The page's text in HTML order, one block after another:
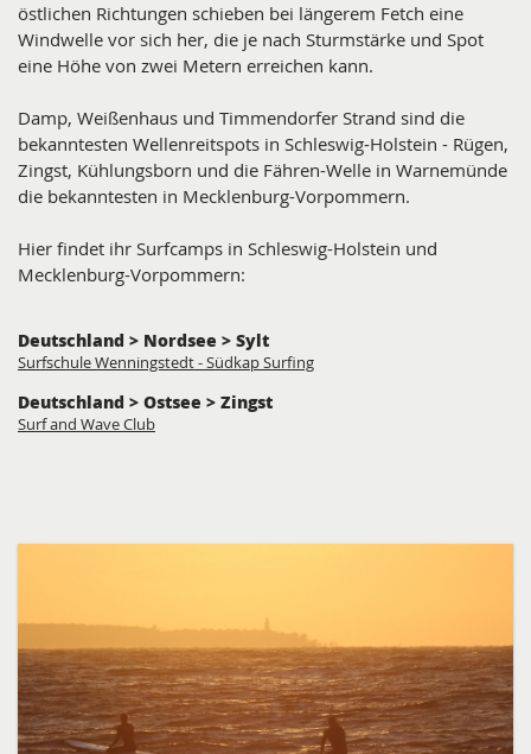
östlichen Richtungen schieben bei längerem Fetch eine
Windwelle vor sich her, die je nach Sturmstärke und Spot
eine Höhe von zwei Metern erreichen kann.
Damp, Weißenhaus und Timmendorfer Strand sind die
bekanntesten Wellenreitspots in Schleswig-Holstein - Rügen,
Zingst, Kühlungsborn und die Fähren-Welle in Warnemünde
die bekanntesten in Mecklenburg-Vorpommern.
Hier findet ihr Surfcamps in Schleswig-Holstein und
Mecklenburg-Vorpommern:
Deutschland > Nordsee > Sylt
Surfschule Wenningstedt - Südkap Surfing
Deutschland > Ostsee > Zingst
Surf and Wave Club